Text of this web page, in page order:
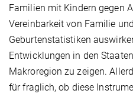
Familien mit Kindern gegen
Vereinbarkeit von Familie
Geburtenstatistiken
Entwicklungen in den
Makroregion zu zeigen.
für fraglich, ob diese